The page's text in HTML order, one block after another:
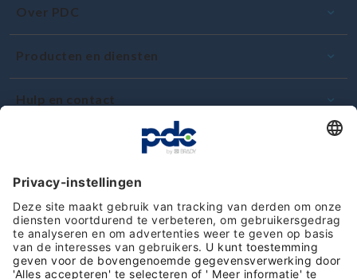
Over PDC
Producten en diensten
Hulp en contact
Klantbeoordelingen